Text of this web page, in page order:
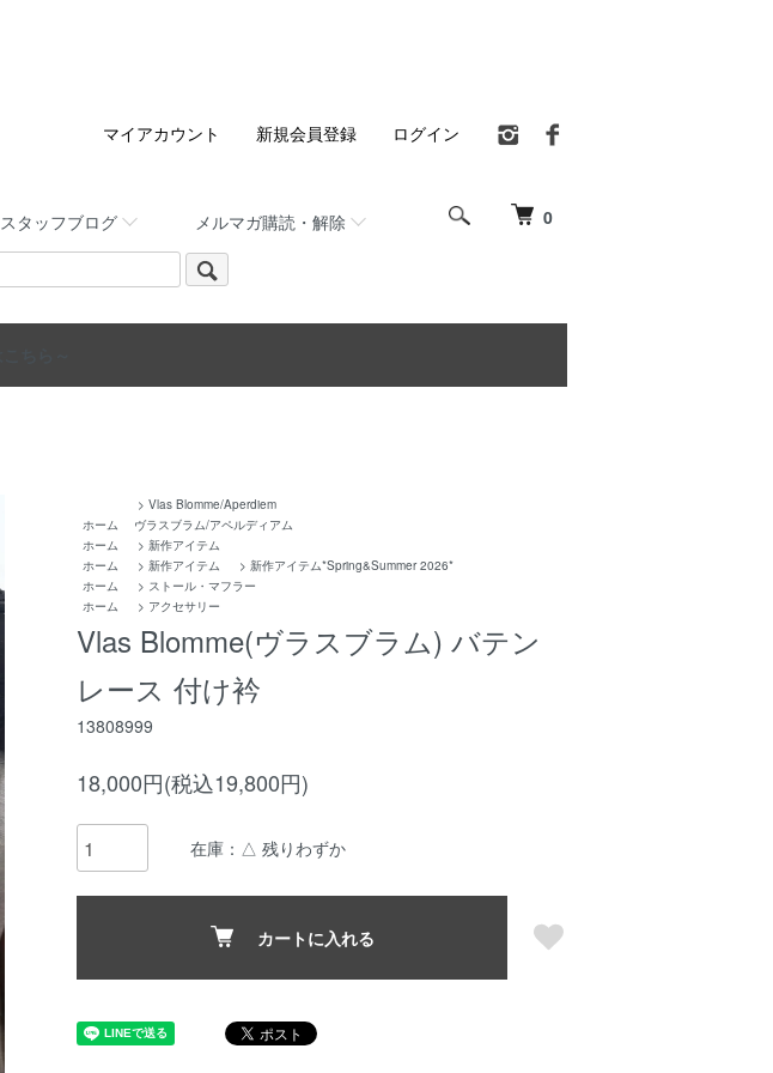
0
スタッフブログ メルマガ購読・解除
マイアカウント 新規会員登録 ログイン
ホーム
> Vlas Blomme/Aperdiem
ヴラスブラム/アペルディアム
ホーム
> 新作アイテム
ホーム
> 新作アイテム > 新作アイテム*Spring&Summer 2026*
ホーム
> ストール・マフラー
ホーム
> アクセサリー
Vlas Blomme(ヴラスブラム) バテン
レース 付け衿
13808999
18,000円(税込19,800円)
在庫：△ 残りわずか
カートに入れる